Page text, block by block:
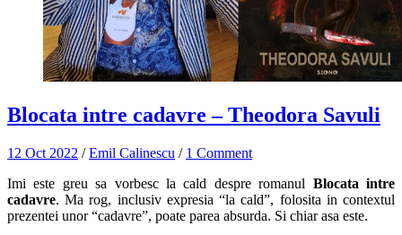
Blocata intre cadavre – Theodora Savuli
12 Oct 2022 /Emil Calinescu / 1 Comment
Imi este greu sa vorbesc la cald despre romanul Blocata intre
cadavre. Ma rog, inclusiv expresia “la cald”, folosita in contextul
prezentei unor “cadavre”, poate parea absurda. Si chiar asa este.